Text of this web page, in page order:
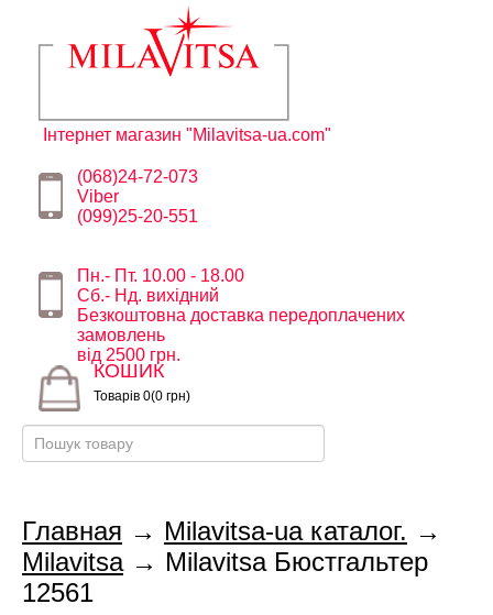
Інтернет магазин "Milavitsa-ua.com"
(068)24-72-073
Viber
(099)25-20-551
Пн.- Пт. 10.00 - 18.00
Сб.- Нд. вихідний
Безкоштовна доставка передоплачених
замовлень
від 2500 грн.
КОШИК
Товарів 0(0 грн)
Главная → Milavitsa-ua каталог. →
Milavitsa→ Milavitsa Бюстгальтер
12561